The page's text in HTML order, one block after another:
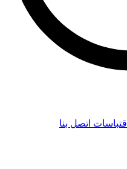
اقتباسات اتصل بنا